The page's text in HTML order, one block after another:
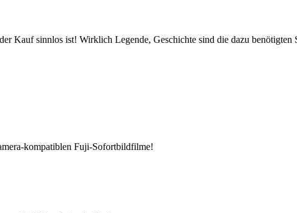
Kauf sinnlos ist! Wirklich Legende, Geschichte sind die dazu
kompatiblen Fuji-Sofortbildfilme!